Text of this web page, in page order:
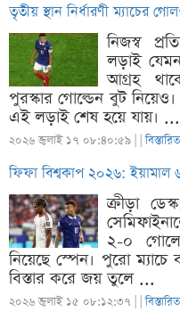
তৃতীয় স্থান নির্ধারণী ম্যাচের
নিজস্ব
লড়াই
আগ্রহ
পুরস্কার গোল্ডেন বুট
এই লড়াই শেষ হয়ে যায়। ...
২০২৬ জুলাই ১৭ ০৮:৪০:৫৯ | |বিস্তারিত
ফিফা বিশ্বকাপ ২০২৬:
ক্রীড়া
২-০ গোলে
নিয়েছে স্পেন। পুরো
বিস্তার করে জয় তুলে ...
২০২৬ জুলাই ১৫ ০৮:১২:৩৭ | |বিস্তারিত